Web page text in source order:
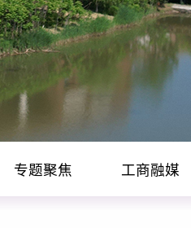
专题聚焦 工商融媒